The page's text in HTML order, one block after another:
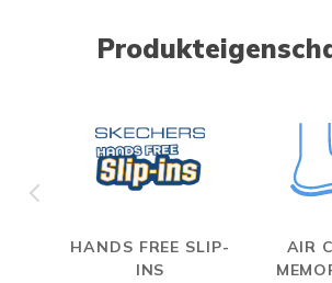
HANDS FREE SLIP-
INS
AIR